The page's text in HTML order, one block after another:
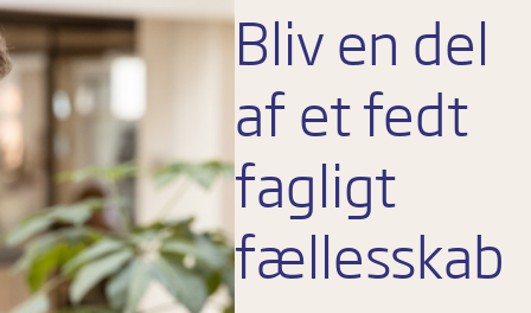
arbejdsgange
sårbare
Bliv en del
af et fedt
fagligt
fællesskab